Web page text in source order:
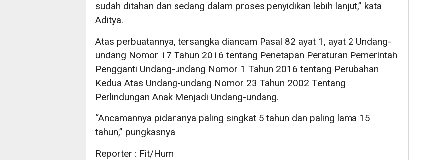
sudah ditahan dan sedang dalam proses penyidikan lebih lanjut,” kata
Aditya.
Atas perbuatannya, tersangka diancam Pasal 82 ayat 1, ayat 2 Undang-
undang Nomor 17 Tahun 2016 tentang Penetapan Peraturan Pemerintah
Pengganti Undang-undang Nomor 1 Tahun 2016 tentang Perubahan
Kedua Atas Undang-undang Nomor 23 Tahun 2002 Tentang
Perlindungan Anak Menjadi Undang-undang.
“Ancamannya pidananya paling singkat 5 tahun dan paling lama 15
tahun,” pungkasnya.
Reporter : Fit/Hum